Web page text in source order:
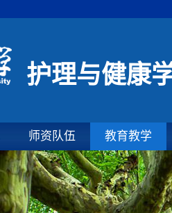
护理与健康
师资队伍 教育教学